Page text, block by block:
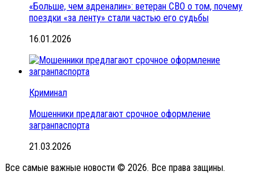
«Больше, чем адреналин»: ветеран СВО о том, почему
поездки «за ленту» стали частью его судьбы
16.01.2026
Криминал
Мошенники предлагают срочное оформление
загранпаспорта
21.03.2026
Все самые важные новости © 2026. Все права защины.